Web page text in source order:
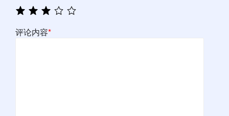
评论内容*